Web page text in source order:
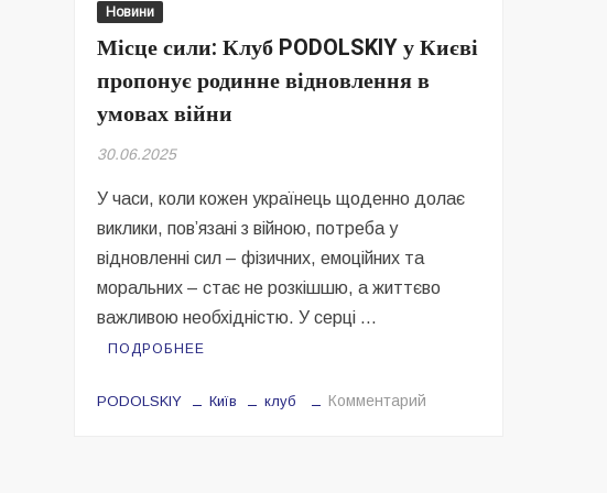
Новини
Місце сили: Клуб PODOLSKIY у Києві
пропонує родинне відновлення в
умовах війни
30.06.2025
У часи, коли кожен українець щоденно долає
виклики, пов’язані з війною, потреба у
відновленні сил – фізичних, емоційних та
моральних – стає не розкішшю, а життєво
важливою необхідністю. У серці …
ПОДРОБНЕЕ
PODOLSKIY Київ клуб Комментарий